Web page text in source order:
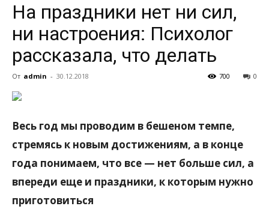
На праздники нет ни сил,
ни настроения: Психолог
рассказала, что делать
От admin - 30.12.2018 0
700
Весь год мы проводим в бешеном темпе,
стремясь к новым достижениям, а в конце
года понимаем, что все — нет больше сил, а
впереди еще и праздники, к которым нужно
приготовиться